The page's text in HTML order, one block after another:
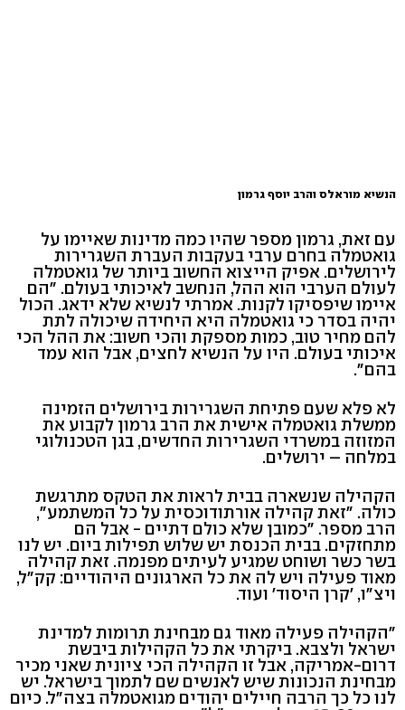
הנשיא מוראלס והרב יוסף גרמון
עם זאת, גרמון מספר שהיו כמה מדינות שאיימו על
גואטמלה בחרם ערבי בעקבות העברת השגרירות
לירושלים. אפיק הייצוא החשוב ביותר של גואטמלה
לעולם הערבי הוא ההל, הנחשב לאיכותי בעולם. "הם
איימו שיפסיקו לקנות. אמרתי לנשיא שלא ידאג. הכול
יהיה בסדר כי גואטמלה היא היחידה שיכולה לתת
להם מחיר טוב, כמות מספקת והכי חשוב: את ההל הכי
איכותי בעולם. היו על הנשיא לחצים, אבל הוא עמד
בהם".
לא פלא שעם פתיחת השגרירות בירושלים הזמינה
ממשלת גואטמלה אישית את הרב גרמון לקבוע את
המזוזה במשרדי השגרירות החדשים, בגן הטכנולוגי
במלחה – ירושלים.
הקהילה שנשארה בבית לראות את הטקס מתרגשת
כולה. "זאת קהילה אורתודוכסית על כל המשתמע",
הרב מספר. "כמובן שלא כולם דתיים - אבל הם
מתחזקים. בבית הכנסת יש שלוש תפילות ביום. יש לנו
בשר כשר ושוחט שמגיע לעיתים מפנמה. זאת קהילה
מאוד פעילה ויש לה את כל הארגונים היהודיים: קק"ל,
ויצ"ו, 'קרן היסוד' ועוד.
"הקהילה פעילה מאוד גם מבחינת תרומות למדינת
ישראל ולצבא. ביקרתי את כל הקהילות ביבשת
דרום-אמריקה, אבל זו הקהילה הכי ציונית שאני מכיר
מבחינת הנכונות שיש לאנשים שם לתמוך בישראל. יש
לנו כל כך הרבה חיילים יהודים מגואטמלה בצה"ל. כיום